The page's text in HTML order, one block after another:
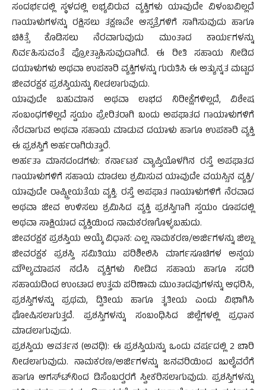
ಸಂದರ್ಭದಲ್ಲಿ ಸ್ಥಳದಲ್ಲಿ ಲಭ್ಯವಿರುವ ವ್ಯಕ್ತಿಗಳು ಯಾವುದೇ ವಿಳಂಬವಿಲ್ಲದೆ
ಗಾಯಾಳುಗಳನ್ನು ರಕ್ಷಿಸಲು ತಕ್ಷಣವೇ ಆಸ್ಪತ್ರೆಗಳಿಗೆ ಸಾಗಿಸುವುದು ಹಾಗೂ
ಚಿಕಿತ್ಸೆ ಕೊಡಿಸಲು ನೆರವಾಗುವುದು ಮುಂತಾದ ಕಾರ್ಯಗಳನ್ನು
ನಿರ್ವಹಿಸುವಂತೆ ಪ್ರೋತ್ಸಾಹಿಸುವುದಾಗಿದೆ. ಈ ರೀತಿ ಸಹಾಯ ನೀಡಿದ
ದಯಾಳುಗಳು ಅಥವಾ ಉಪಕಾರಿ ವ್ಯಕ್ತಿಗಳನ್ನು ಗುರುತಿಸಿ ಈ ಅತ್ಯುನ್ನತ ಮಟ್ಟದ
ಜೀವರಕ್ಷಕ ಪ್ರಶಸ್ತಿಯನ್ನು ನೀಡಲಾಗುವುದು.
ಯಾವುದೇ ಬಹುಮಾನ ಅಥವಾ ಲಾಭದ ನಿರೀಕ್ಷೆಗಳಿಲ್ಲದೆ, ವಿಶೇಷ
ಸಂಬಂಧಗಳಿಲ್ಲದೆ ಸ್ವಯಂ ಪ್ರೇರಿತರಾಗಿ ಬಂದು ಅಪಘಾತದ ಗಾಯಾಳುಗಳಿಗೆ
ನೆರವಾಗುವ ಅಥವಾ ಸಹಾಯ ಮಾಡುವ ದಯಾಳು ಹಾಗೂ ಉಪಕಾರಿ ವ್ಯಕ್ತಿ
ಈ ಪ್ರಶಸ್ತಿಗೆ ಅರ್ಹರಾಗಿರುತ್ತಾರೆ.
ಅರ್ಹತಾ ಮಾನದಂಡಗಳು: ಕರ್ನಾಟಕ ವ್ಯಾಪ್ತಿಯೊಳಗಿನ ರಸ್ತೆ ಅಪಘಾತದ
ಗಾಯಾಳುಗಳಿಗೆ ಸಹಾಯ ಮಾಡಲು ಶ್ರಮಿಸುವ ಯಾವುದೇ ವಯಸ್ಸಿನ ವ್ಯಕ್ತಿ/
ಯಾವುದೇ ರಾಷ್ಟ್ರೀಯತೆಯ ವ್ಯಕ್ತಿ. ರಸ್ತೆ ಅಪಘಾತ ಗಾಯಾಳುಗಳಿಗೆ ನೆರವಾದ
ಅಥವಾ ಜೀವ ಉಳಿಸಲು ಶ್ರಮಿಸಿದ ವ್ಯಕ್ತಿ ಪ್ರಶಸ್ತಿಗಾಗಿ ಸ್ವಯಂ ರೂಪದಲ್ಲಿ
ಅಥವಾ ಸಾಕ್ಷಿಯಾದ ವ್ಯಕ್ತಿಯಿಂದ ನಾಮಕರಣಗೊಳ್ಳಬಹುದು.
ಜೀವರಕ್ಷಕ ಪ್ರಶಸ್ತಿಯ ಆಯ್ಕೆ ವಿಧಾನ: ಎಲ್ಲ ನಾಮಕರಣ/ಅರ್ಜಿಗಳನ್ನು ಜಿಲ್ಲಾ
ಜೀವರಕ್ಷಕ ಪ್ರಶಸ್ತಿ ಸಮಿತಿಯು ಪರಿಶೀಲಿಸಿ ಮಾರ್ಗಸೂಚಿಗಳ ಅನ್ವಯ
ಮೌಲ್ಯಮಾಪನ ನಡೆಸಿ ವ್ಯಕ್ತಿಗಳು ನೀಡಿದ ಸಹಾಯ ಹಾಗೂ ಸದರಿ
ಸಹಾಯದಿಂದ ಉಂಟಾದ ಉತ್ತಮ ಪರಿಣಾಮ ಮುಂತಾದವುಗಳನ್ನು ಆಧರಿಸಿ,
ಪ್ರಶಸ್ತಿಗಳನ್ನು ಪ್ರಥಮ, ದ್ವಿತೀಯ ಹಾಗೂ ತೃತೀಯ ಎಂದು ವಿಭಾಗಿಸಿ
ಘೋಷಿಸಲಾಗುತ್ತದೆ. ಪ್ರಶಸ್ತಿಗಳನ್ನು ಸಂಬಂಧಿಸಿದ ಜಿಲ್ಲೆಗಳಲ್ಲಿ ಪ್ರಧಾನ
ಮಾಡಲಾಗುವುದು.
ಪ್ರಶಸ್ತಿಯ ಆವರ್ತನ (ಅವಧಿ): ಈ ಪ್ರಶಸ್ತಿಯನ್ನು ಒಂದು ವರ್ಷದಲ್ಲಿ 2 ಬಾರಿ
ನೀಡಲಾಗುವುದು. ನಾಮಕರಣ/ಅರ್ಜಿಗಳನ್ನು ಜನವರಿಯಿಂದ ಜುಲೈವರೆಗೆ
ಹಾಗೂ ಆಗಸ್ಟ್‍ನಿಂದ ಡಿಸೆಂಬರ್‍ವರಗೆ ಸ್ವೀಕರಿಸಲಾಗುವುದು. ಪ್ರಶಸ್ತಿಗಳನ್ನು